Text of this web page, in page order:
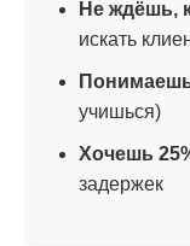
Не ждёшь,
искать
учишься)
Хочешь
задержек